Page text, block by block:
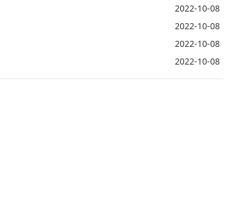
2022-10-08
2022-10-08
2022-10-08
2022-10-08